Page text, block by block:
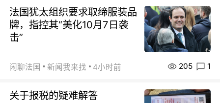
法国犹太组织要求取缔服装品
牌，指控其“美化10月7日袭
击”
闲聊法国 新闻我来找 4小时前 205 1
关于报税的疑难解答